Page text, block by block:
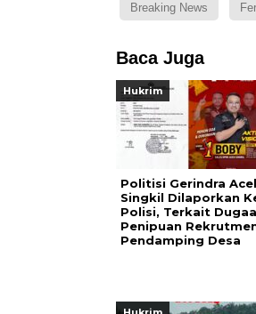
Breaking News
Baca Juga
Hukrim
Politisi Gerindra
Singkil Dilaporkan
Polisi, Terkait
Penipuan
Pendamping Desa